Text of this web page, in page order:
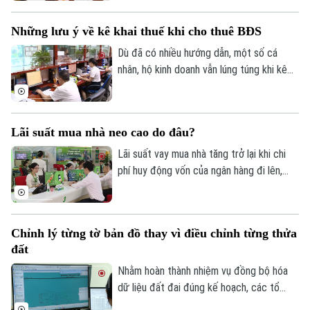
Golf
Điện ảnh
Thời trang
Âm nhạc
Đã phát sóng
ngày đang được triển khai đồng loạt từ
từng thôn, từng khu dân cư, với sự vào
cuộc của cả hệ thống chính trị và sự
Những lưu ý về kê khai thuế khi cho thuê BĐS
Dù đã có nhiều hướng dẫn, một số cá
nhân, hộ kinh doanh vẫn lúng túng khi kê
này.
Lãi suất mua nhà neo cao do đâu?
Lãi suất vay mua nhà tăng trở lại khi chi
phí huy động vốn của ngân hàng đi lên,
Chỉnh lý từng tờ bản đồ thay vì điều chỉnh từng thửa
đất
Nhằm hoàn thành nhiệm vụ đồng bộ hóa
dữ liệu đất đai đúng kế hoạch, các tổ